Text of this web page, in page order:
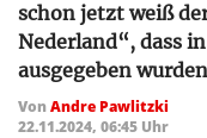
schon jetzt weiß
Nederland“, dass
ausgegeben
VonAndre Pawlitzki
22.11.2024, 06:45 Uhr